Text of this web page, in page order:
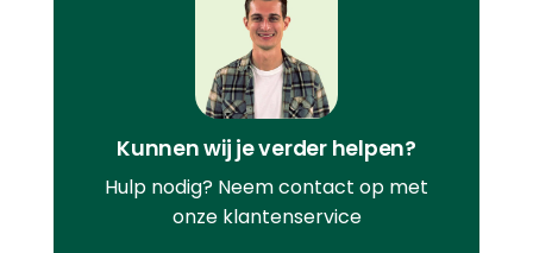
Kunnen wij je verder helpen?
Hulp nodig? Neem contact op met
onze klantenservice